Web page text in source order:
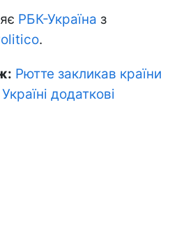
РБК-Україна з
.
Рютте закликав країни
додаткові